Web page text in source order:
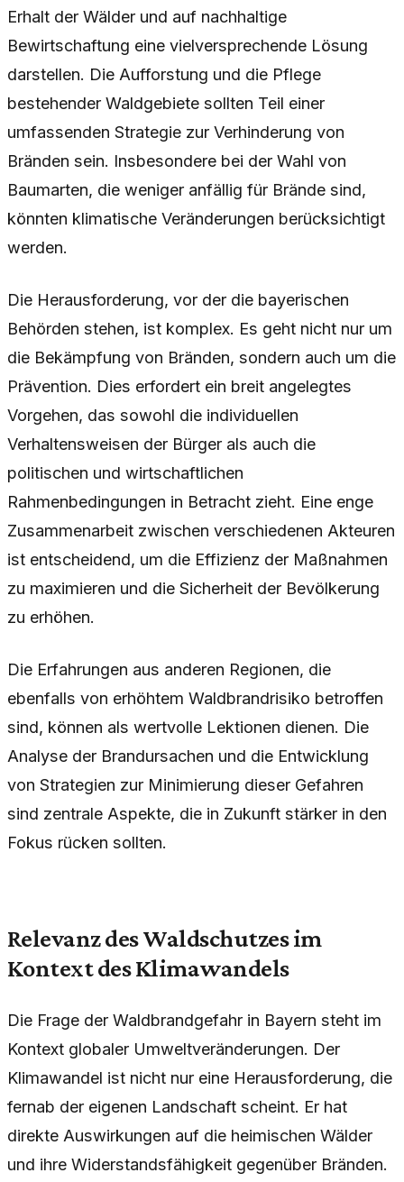
Erhalt der Wälder und auf nachhaltige
Bewirtschaftung eine vielversprechende Lösung
darstellen. Die Aufforstung und die Pflege
bestehender Waldgebiete sollten Teil einer
umfassenden Strategie zur Verhinderung von
Bränden sein. Insbesondere bei der Wahl von
Baumarten, die weniger anfällig für Brände sind,
könnten klimatische Veränderungen berücksichtigt
werden.
Die Herausforderung, vor der die bayerischen
Behörden stehen, ist komplex. Es geht nicht nur um
die Bekämpfung von Bränden, sondern auch um die
Prävention. Dies erfordert ein breit angelegtes
Vorgehen, das sowohl die individuellen
Verhaltensweisen der Bürger als auch die
politischen und wirtschaftlichen
Rahmenbedingungen in Betracht zieht. Eine enge
Zusammenarbeit zwischen verschiedenen Akteuren
ist entscheidend, um die Effizienz der Maßnahmen
zu maximieren und die Sicherheit der Bevölkerung
zu erhöhen.
Die Erfahrungen aus anderen Regionen, die
ebenfalls von erhöhtem Waldbrandrisiko betroffen
sind, können als wertvolle Lektionen dienen. Die
Analyse der Brandursachen und die Entwicklung
von Strategien zur Minimierung dieser Gefahren
sind zentrale Aspekte, die in Zukunft stärker in den
Fokus rücken sollten.
Relevanz des Waldschutzes im
Kontext des Klimawandels
Die Frage der Waldbrandgefahr in Bayern steht im
Kontext globaler Umweltveränderungen. Der
Klimawandel ist nicht nur eine Herausforderung, die
fernab der eigenen Landschaft scheint. Er hat
direkte Auswirkungen auf die heimischen Wälder
und ihre Widerstandsfähigkeit gegenüber Bränden.